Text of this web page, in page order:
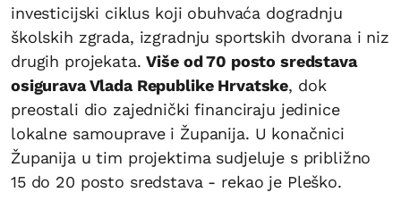
investicijski ciklus koji obuhvaća dogradnju
školskih zgrada, izgradnju sportskih dvorana i niz
drugih projekata.Više od 70 posto sredstava
osigurava Vlada Republike Hrvatske, dok
preostali dio zajednički financiraju jedinice
lokalne samouprave i Županija. U konačnici
Županija u tim projektima sudjeluje s približno
15 do 20 posto sredstava - rekao je Pleško.